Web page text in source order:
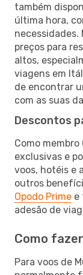
também
última hora,
preços para
altos,
viagens em
de encontrar
com as suas
Descontos
Como
exclusivas e
voos, hotéis e
outros
Opodo Prime e
adesão de
Como
Para voos de